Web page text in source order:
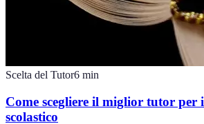
Scelta del Tutor6 min
Come scegliere il miglior tutor per
scolastico